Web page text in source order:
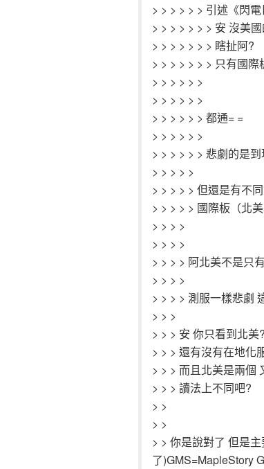
> > > > > > 引述《閃
> > > > > > > 安 沒美
> > > > > > > 瞎扯阿?
> > > > > > > 只有國際
> > > > > >
> > > > > >
> > > > > > 都通= =
> > > > > >
> > > > > > 悲劇的是
> > > > >
> > > > > 但還是有不
> > > > > 國際板（北
> > > >
> > > >
> > > > 阿北美不是只
> > > >
> > > > 測服一樣悲劇
> > >
> > > 安 你只看到北美?
> > > 還有沒有在地化
> > > 而且北美是兩個
> > > 讀法上不同吧?
> >
> >
> > 你是說對了 但是
了)GMS=MapleStory